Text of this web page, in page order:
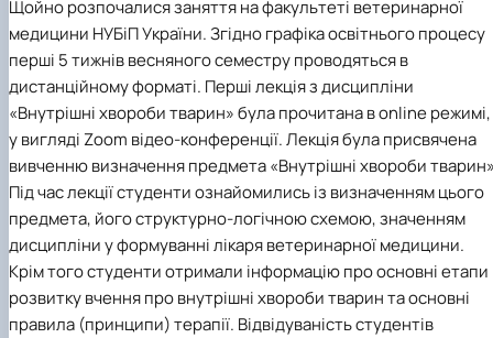
Щойно розпочалися заняття на факультеті ветеринарної
медицини НУБіП України. Згідно графіка освітнього процесу
перші 5 тижнів весняного семестру проводяться в
дистанційному форматі. Перші лекція з дисципліни
«Внутрішні хвороби тварин» була прочитана в online режимі,
у вигляді Zoom відео-конференції. Лекція була присвячена
вивченню визначення предмета «Внутрішні хвороби
Під час лекції студенти ознайомились із визначенням цього
предмета, його структурно-логічною схемою, значенням
дисципліни у формуванні лікаря ветеринарної медицини.
Крім того студенти отримали інформацію про основні етапи
розвитку вчення про внутрішні хвороби тварин та основні
правила (принципи) терапії. Відвідуваність студентів